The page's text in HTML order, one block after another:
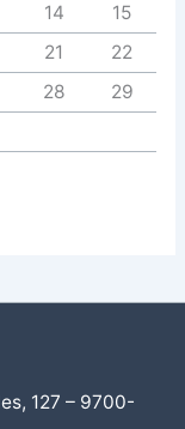
14
15
21
22
28
29
127 – 9700-